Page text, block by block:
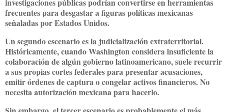
investigaciones públicas podrían convertirse en herramientas
frecuentes para desgastar a figuras políticas mexicanas
señaladas por Estados Unidos.
Un segundo escenario es la judicialización extraterritorial.
Históricamente, cuando Washington considera insuficiente la
colaboración de algún gobierno latinoamericano, suele recurrir
a sus propias cortes federales para presentar acusaciones,
emitir órdenes de captura o congelar activos financieros. No
necesita autorización mexicana para hacerlo.